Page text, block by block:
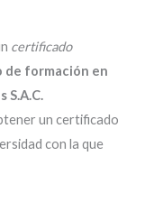
certificado
de formación en
S.A.C.
un certificado
con la que